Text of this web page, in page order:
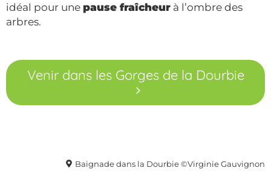
idéal pour une pause fraîcheur à l’ombre des
arbres.
Venir dans les Gorges de la Dourbie
Baignade dans la Dourbie ©Virginie Gauvignon